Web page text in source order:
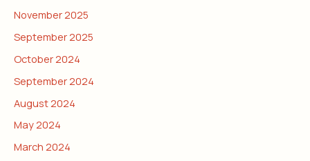
November 2025
September 2025
October 2024
September 2024
August 2024
May 2024
March 2024